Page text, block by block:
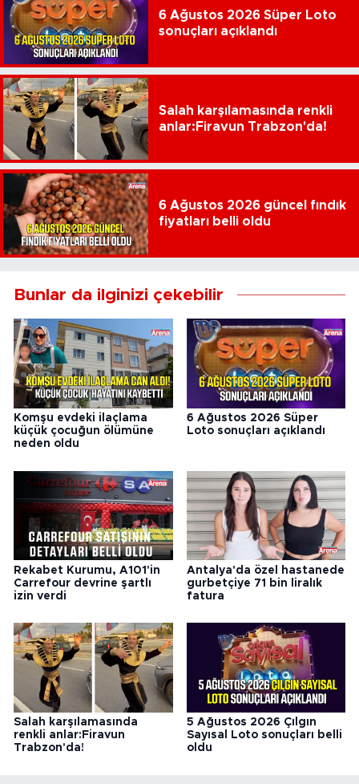
6 Ağustos 2026 Süper Loto
sonuçları açıklandı
Salah karşılamasında renkli
anlar:Firavun Trabzon'da!
6 Ağustos 2026 güncel fındık
fiyatları belli oldu
Bunlar da ilginizi çekebilir
Komşu evdeki ilaçlama
küçük çocuğun ölümüne
neden oldu
6 Ağustos 2026 Süper
Loto sonuçları açıklandı
Rekabet Kurumu, A101'in
Carrefour devrine şartlı
izin verdi
Antalya'da özel hastanede
gurbetçiye 71 bin liralık
fatura
Salah karşılamasında
renkli anlar:Firavun
Trabzon'da!
5 Ağustos 2026 Çılgın
Sayısal Loto sonuçları belli
oldu